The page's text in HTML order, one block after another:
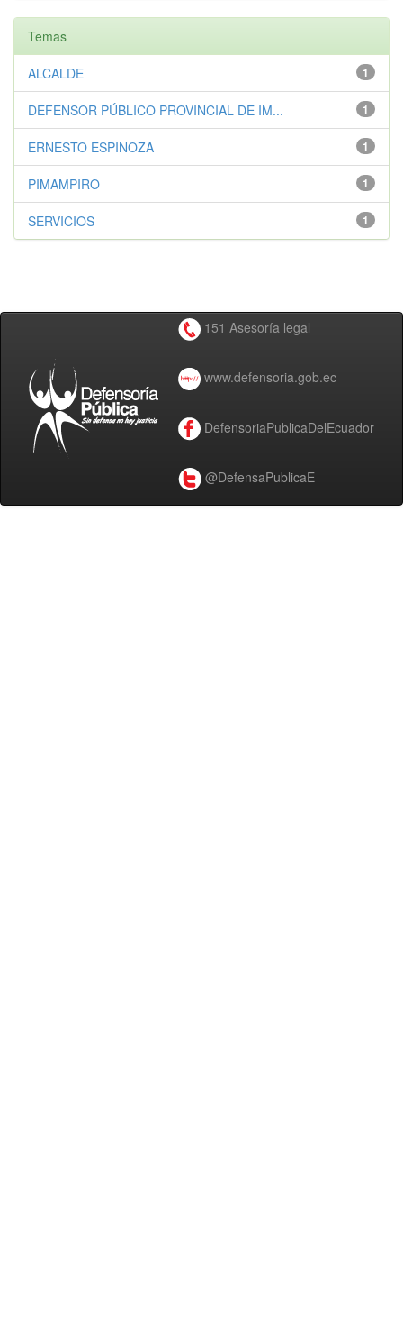
Temas
1
ALCALDE
1
DEFENSOR PÚBLICO PROVINCIAL DE IM...
1
ERNESTO ESPINOZA
1
PIMAMPIRO
1
SERVICIOS
151 Asesoría legal
www.defensoria.gob.ec
DefensoriaPublicaDelEcuador
@DefensaPublicaE